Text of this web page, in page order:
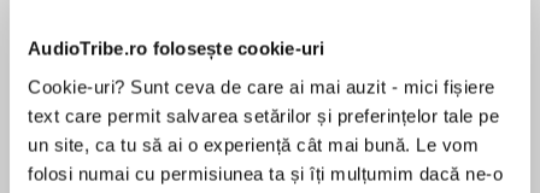
AudioTribe.ro folosește cookie-uri
Cookie-uri? Sunt ceva de care ai mai auzit - mici fișiere
text care permit salvarea setărilor și preferințelor tale pe
un site, ca tu să ai o experiență cât mai bună. Le vom
folosi numai cu permisiunea ta și îți mulțumim dacă ne-o
Desprecarte